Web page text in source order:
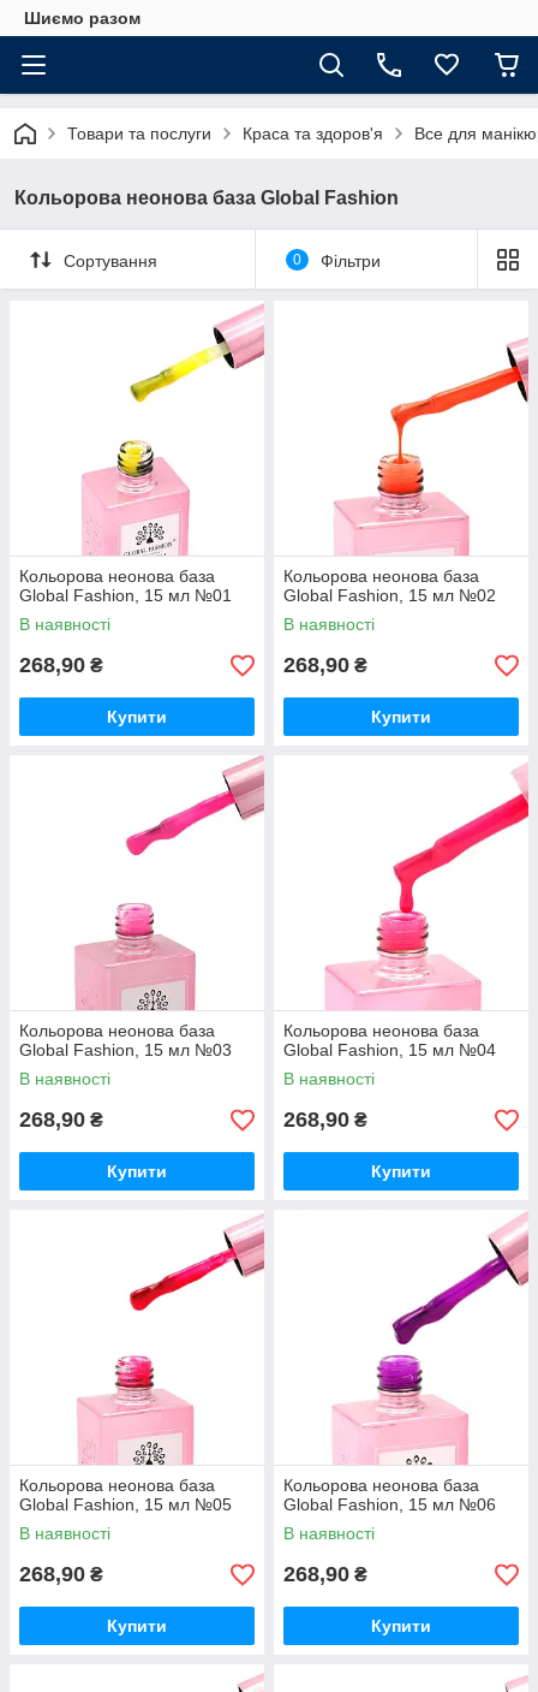
Шиємо разом
Товари та послуги Краса та здоров'я Все для
Кольорова неонова база Global Fashion
Сортування 0 Фільтри
Кольорова неонова база
Global Fashion, 15 мл №01
В наявності
268,90 ₴
Купити
Кольорова неонова база
Global Fashion, 15 мл №02
В наявності
268,90 ₴
Купити
Кольорова неонова база
Global Fashion, 15 мл №03
В наявності
268,90 ₴
Купити
Кольорова неонова база
Global Fashion, 15 мл №04
В наявності
268,90 ₴
Купити
Кольорова неонова база
Global Fashion, 15 мл №05
В наявності
268,90 ₴
Купити
Кольорова неонова база
Global Fashion, 15 мл №06
В наявності
268,90 ₴
Купити